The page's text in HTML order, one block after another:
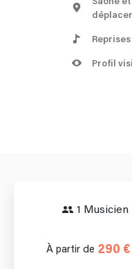
Reprises
Profil
1 Musicien
À partir de 290 €